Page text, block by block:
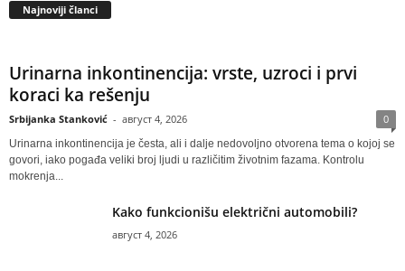
Najnoviji članci
Urinarna inkontinencija: vrste, uzroci i prvi
koraci ka rešenju
Srbijanka Stanković - август 4, 2026 0
Urinarna inkontinencija je česta, ali i dalje nedovoljno otvorena tema o kojoj se
govori, iako pogađa veliki broj ljudi u različitim životnim fazama. Kontrolu
mokrenja...
Kako funkcionišu električni automobili?
август 4, 2026